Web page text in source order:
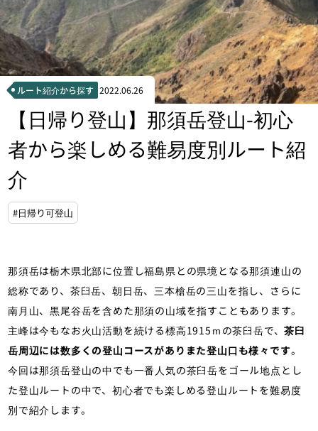
ルート紹介から探す 2022.06.26
【日帰り登山】那須岳登山-初心
者から楽しめる難易度別ルート紹
介
#日帰り可登山
那須岳は栃木県北部に位置し福島県との県境となる那須連山の
総称であり、茶臼岳、朝日岳、三本槍岳の三山を指し、さらに
南月山、黒尾谷岳を含めた那須の山域を指すこともあります。
主峰は今もなお火山活動を続ける標高1915ｍの茶臼岳で、茶臼
岳周辺には数多くの登山コースがありまた登山口も様々です。
今回は那須岳登山の中でも一番人気の茶臼岳をゴール地点とし
た登山ルートの中で、初心者でも楽しめる登山ルートを難易度
別で紹介します。